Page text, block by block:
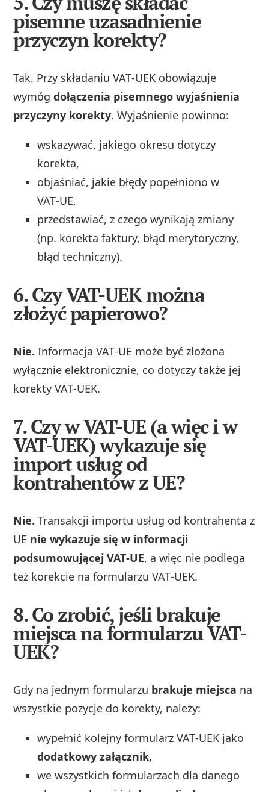
pisemne uzasadnienie
przyczyn korekty?
Tak. Przy składaniu VAT‑UEK obowiązuje
wymógdołączenia pisemnego wyjaśnienia
przyczyny korekty. Wyjaśnienie powinno:
wskazywać, jakiego okresu dotyczy
korekta,
objaśniać, jakie błędy popełniono w
VAT‑UE,
przedstawiać, z czego wynikają zmiany
(np. korekta faktury, błąd merytoryczny,
błąd techniczny).
6. Czy VAT-UEK można
złożyć papierowo?
Nie. Informacja VAT‑UE może być złożona
wyłącznie elektronicznie, co dotyczy także jej
korekty VAT‑UEK.
7. Czy w VAT-UE (a więc i w
VAT-UEK) wykazuje się
import usług od
kontrahentów z UE?
Nie. Transakcji importu usług od kontrahenta z
UE nie wykazuje się w informacji
podsumowującej VAT‑UE, a więc nie podlega
też korekcie na formularzu VAT‑UEK.
8. Co zrobić, jeśli brakuje
miejsca na formularzu VAT-
UEK?
Gdy na jednym formularzu brakuje miejsca na
wszystkie pozycje do korekty, należy:
wypełnić kolejny formularz VAT‑UEK jako
dodatkowy załącznik,
we wszystkich formularzach dla danego